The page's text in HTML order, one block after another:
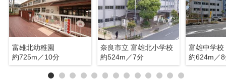
富雄北幼稚園
約725m／10分
奈良市立 富雄北小学校
約524m／7分
富雄中学校
約624m／